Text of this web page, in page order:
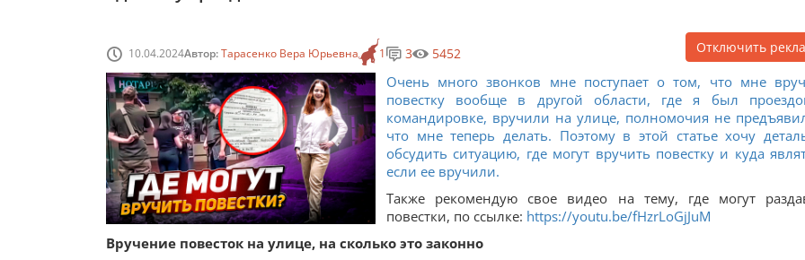
10.04.2024Автор:Тарасенко Вера Юрьевна 1 3 5452 Отключить
Очень много звонков мне поступает о том, что мне
повестку вообще в другой области, где я был
командировке, вручили на улице, полномочия не
что мне теперь делать. Поэтому в этой статье хочу
обсудить ситуацию, где могут вручить повестку и куда
если ее вручили.
Также рекомендую свое видео на тему, где могут
повестки, по ссылке: https://youtu.be/fHzrLoGjJuM
Вручение повесток на улице, на сколько это законно